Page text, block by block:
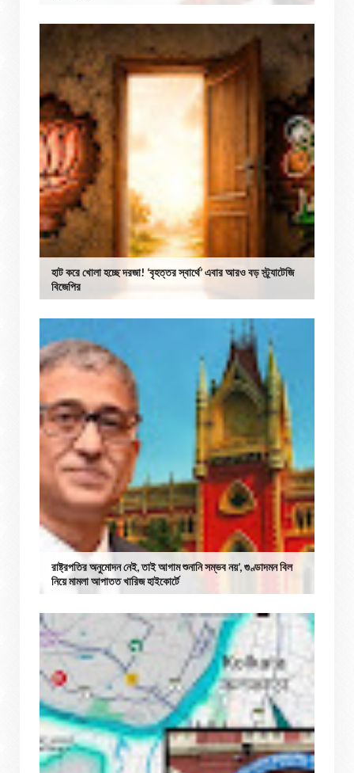
হাট করে খোলা হচ্ছে দরজা! ‘বৃহত্তর স্বার্থে’ এবার আরও বড় স্ট্র্যাটেজি
বিজেপির
রাষ্ট্রপতির অনুমোদন নেই, তাই আগাম শুনানি সম্ভব নয়’, গুণ্ডাদমন বিল
নিয়ে মামলা আপাতত খারিজ হাইকোর্টে